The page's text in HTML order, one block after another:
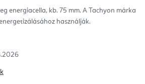
energiacella, kb. 75 mm. A Tachyon márka
használják.